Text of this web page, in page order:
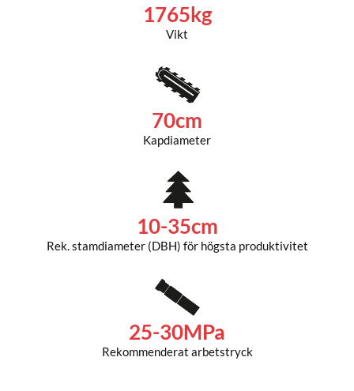
1765kg
Vikt
70cm
Kapdiameter
10-35cm
Rek. stamdiameter (DBH) för högsta produktivitet
25-30MPa
Rekommenderat arbetstryck